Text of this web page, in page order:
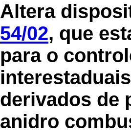
Altera
54/02, que
para o
derivados de
anidro